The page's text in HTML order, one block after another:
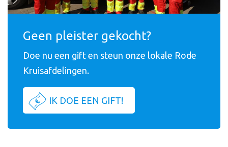
Geen pleister gekocht?
Doe nu een gift en steun onze lokale Rode
Kruisafdelingen.
IK DOE EEN GIFT!